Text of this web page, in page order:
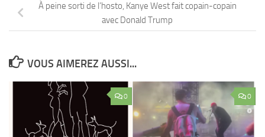
À peine sorti de l’hosto, Kanye West fait copain-copain
avec Donald Trump
VOUS AIMEREZ AUSSI...
0 0